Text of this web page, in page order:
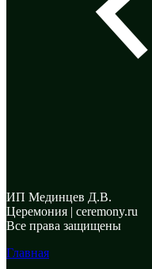
ИП Мединцев Д.В.
Церемония | ceremony.ru
Все права защищены
Главная